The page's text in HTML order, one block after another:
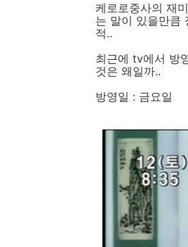
케로로중사의 재
는 말이 있을만큼
적..
최근에 tv에서 방
것은 왜일까..
방영일 : 금요일